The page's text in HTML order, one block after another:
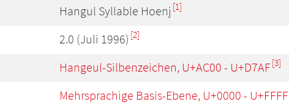
Hangul Syllable Hoenj [1]
2.0 (Juli 1996) [2]
Hangeul-Silbenzeichen, U+AC00 - U+D7AF[3]
Mehrsprachige Basis-Ebene, U+0000 - U+FFFF